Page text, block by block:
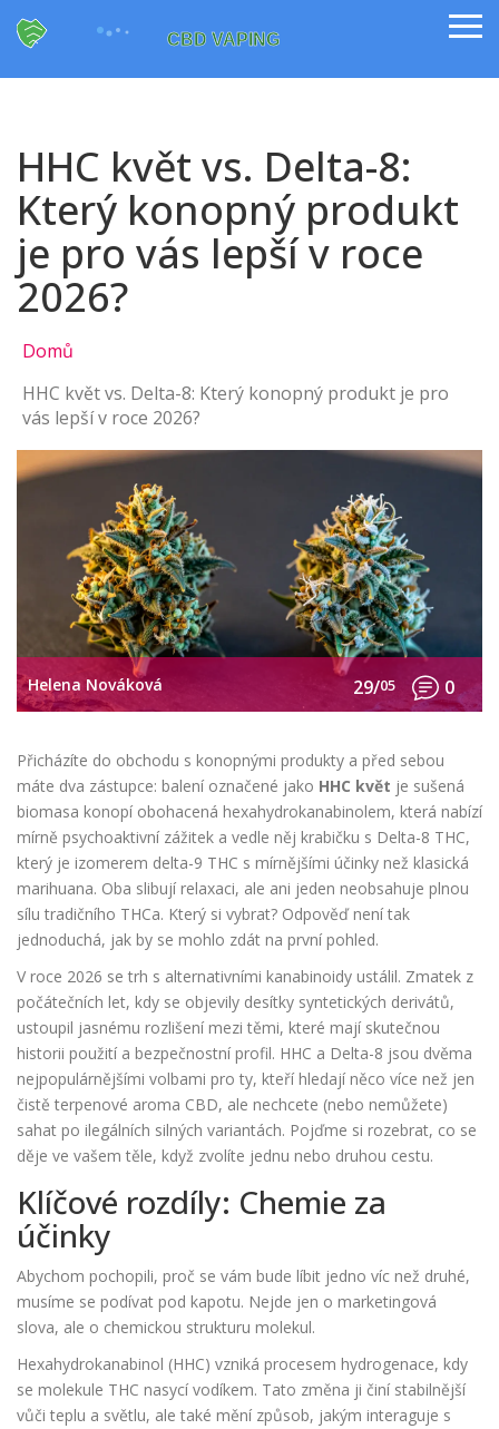
HHC květ vs. Delta-8:
Který konopný produkt
je pro vás lepší v roce
2026?
Domů
HHC květ vs. Delta-8: Který konopný produkt je pro
vás lepší v roce 2026?
Helena Nováková 29/05 0
Přicházíte do obchodu s konopnými produkty a před sebou
máte dva zástupce: balení označené jako HHC květ je sušená
biomasa konopí obohacená hexahydrokanabinolem, která nabízí
mírně psychoaktivní zážitek a vedle něj krabičku s Delta-8 THC,
který je izomerem delta-9 THC s mírnějšími účinky než klasická
marihuana. Oba slibují relaxaci, ale ani jeden neobsahuje plnou
sílu tradičního THCa. Který si vybrat? Odpověď není tak
jednoduchá, jak by se mohlo zdát na první pohled.
V roce 2026 se trh s alternativními kanabinoidy ustálil. Zmatek z
počátečních let, kdy se objevily desítky syntetických derivátů,
ustoupil jasnému rozlišení mezi těmi, které mají skutečnou
historii použití a bezpečnostní profil. HHC a Delta-8 jsou dvěma
nejpopulárnějšími volbami pro ty, kteří hledají něco více než jen
čistě terpenové aroma CBD, ale nechcete (nebo nemůžete)
sahat po ilegálních silných variantách. Pojďme si rozebrat, co se
děje ve vašem těle, když zvolíte jednu nebo druhou cestu.
Klíčové rozdíly: Chemie za
účinky
Abychom pochopili, proč se vám bude líbit jedno víc než druhé,
musíme se podívat pod kapotu. Nejde jen o marketingová
slova, ale o chemickou strukturu molekul.
Hexahydrokanabinol (HHC) vzniká procesem hydrogenace, kdy
se molekule THC nasycí vodíkem. Tato změna ji činí stabilnější
vůči teplu a světlu, ale také mění způsob, jakým interaguje s